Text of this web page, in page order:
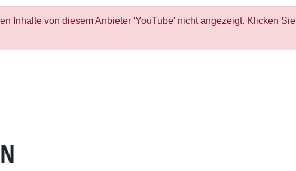
Inhalte von diesem Anbieter 'YouTube' nicht angezeigt. Klicken Sie